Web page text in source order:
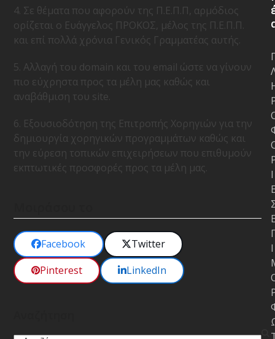
4. Σε θέματα που αφορούν της Π.Ε.Π.Π, αρμόδιος
ορίζεται ο Ευάγγελος ΠΡΟΚΟΣ, μέλος της Π.Ε.Π.Π.
και επί πολλά χρόνια Γενικός Γραμματέας αυτής.
5. Αλλαγή του domain και του email ώστε να γίνουν
πιο εύχρηστα προς τα μέλη μας καθώς και
αναβάθμιση του site.
6. Εξουσιοδότηση της Επιτροπής Χορηγιών για την
δημιουργία χορηγικών προγραμμάτων καθώς και
την εύρεση τοπικών επιχειρήσεων που επιθυμούν
εκπτωτικές προσφορές προς τα μέλη μας.
Facebook
Twitter
Pinterest
LinkedIn
Ι
Ι